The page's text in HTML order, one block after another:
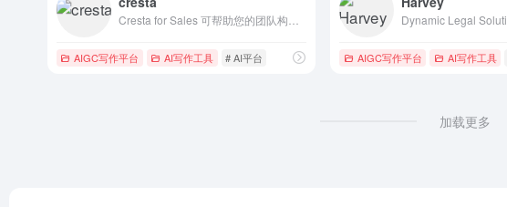
AIGC写作平台 AI写作工具 # AI平台 AIGC写作平台 AI写作工具
加载更多